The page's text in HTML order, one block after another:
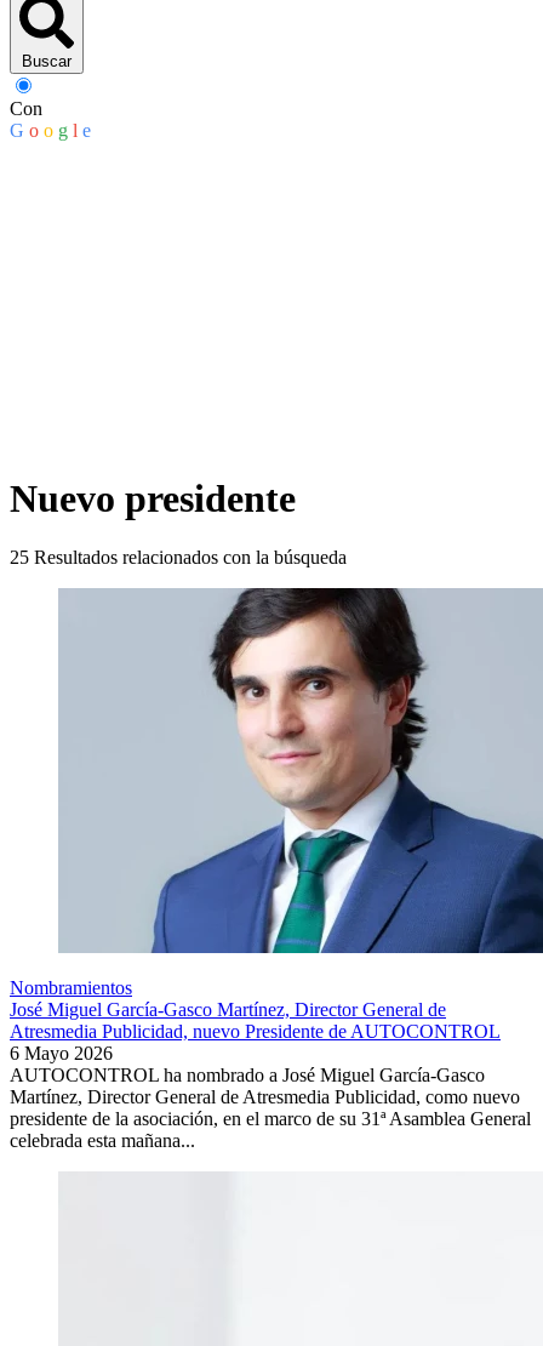
Buscar
Con
G o o g l e
Nuevo presidente
25 Resultados relacionados con la búsqueda
Nombramientos
José Miguel García-Gasco Martínez, Director General de
Atresmedia Publicidad, nuevo Presidente de AUTOCONTROL
6 Mayo 2026
AUTOCONTROL ha nombrado a José Miguel García-Gasco
Martínez, Director General de Atresmedia Publicidad, como nuevo
presidente de la asociación, en el marco de su 31ª Asamblea General
celebrada esta mañana...